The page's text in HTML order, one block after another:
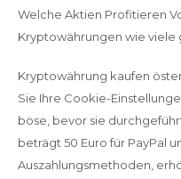
Welche Aktien Profitieren
Kryptowährungen wie viele
Kryptowährung kaufen
Sie Ihre Cookie-
böse, bevor sie
beträgt 50 Euro für PayPal
Auszahlungsmethoden,